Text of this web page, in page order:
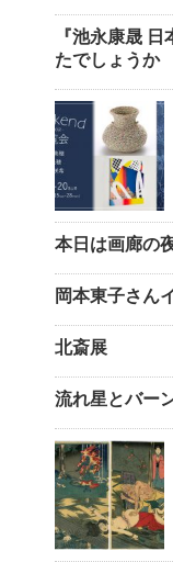
『池永康晟
たでしょうか
本日は画廊の
岡本東子さん
北斎展
流れ星とバー